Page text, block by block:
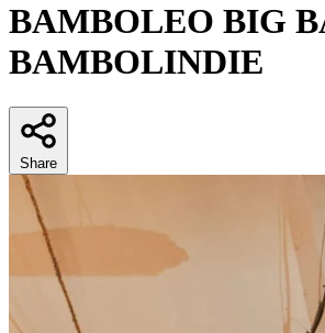
BAMBOLEO BIG
BAMBOLINDIE
Share